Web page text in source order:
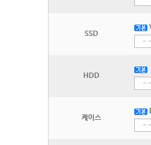
SSD
HDD
케이스